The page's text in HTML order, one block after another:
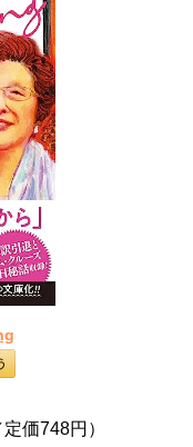
価748円）